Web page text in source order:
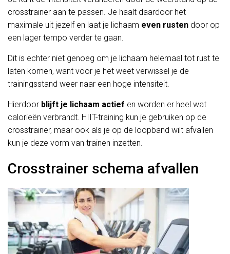
crosstrainer aan te passen. Je haalt daardoor het
maximale uit jezelf en laat je lichaam even rusten door op
een lager tempo verder te gaan.
Dit is echter niet genoeg om je lichaam helemaal tot rust te
laten komen, want voor je het weet verwissel je de
trainingsstand weer naar een hoge intensiteit.
Hierdoor blijft je lichaam actief en worden er heel wat
calorieën verbrandt. HIIT-training kun je gebruiken op de
crosstrainer, maar ook als je op de loopband wilt afvallen
kun je deze vorm van trainen inzetten.
Crosstrainer schema afvallen